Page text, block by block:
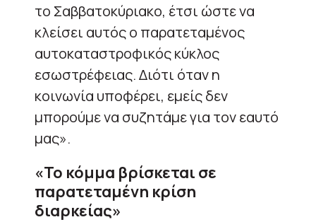
το Σαββατοκύριακο, έτσι ώστε να
κλείσει αυτός ο παρατεταμένος
αυτοκαταστροφικός κύκλος
εσωστρέφειας. Διότι όταν η
κοινωνία υποφέρει, εμείς δεν
μπορούμε να συζητάμε για τον εαυτό
μας».
«Το κόμμα βρίσκεται σε
παρατεταμένη κρίση
διαρκείας»